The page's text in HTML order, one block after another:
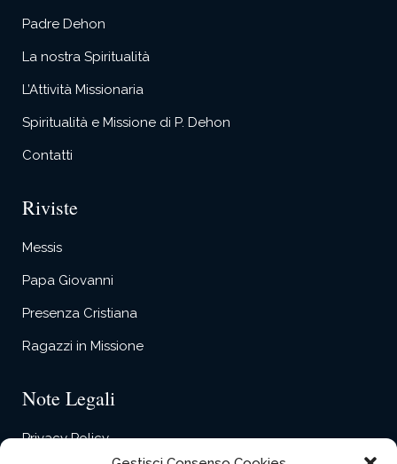
Padre Dehon
La nostra Spiritualità
L’Attività Missionaria
Spiritualità e Missione di P. Dehon
Contatti
Riviste
Messis
Papa Giovanni
Presenza Cristiana
Ragazzi in Missione
Note Legali
Privacy Policy